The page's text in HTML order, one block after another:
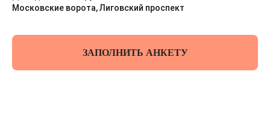
Московские ворота, Лиговский проспект
ЗАПОЛНИТЬ АНКЕТУ